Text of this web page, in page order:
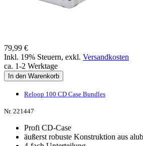
79,99 €
Inkl. 19% Steuern, exkl. Versandkosten
ca. 1-2 Werktage
In den Warenkorb
Reloop 100 CD Case Bundles
Nr. 221447
Profi CD-Case
äußerst robuste Konstruktion aus